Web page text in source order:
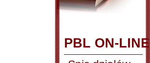
PBL ON-LINE